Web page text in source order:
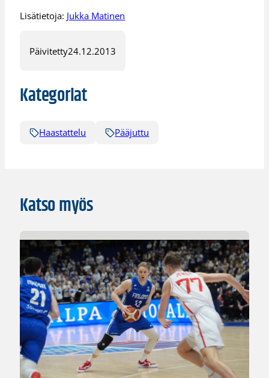
Lisätietoja: Jukka Matinen
Päivitetty24.12.2013
Kategoriat
Haastattelu Pääjuttu
Katso myös